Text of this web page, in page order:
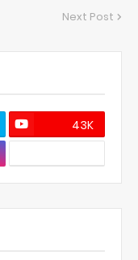
Next Post
43K